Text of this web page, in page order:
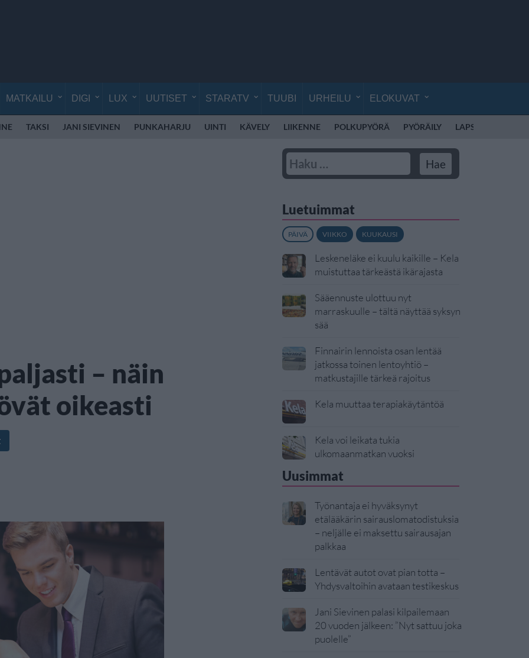
MATKAILU DIGI LUX UUTISET STARATV TUUBI URHEILU ELOKUVAT
TAKSI JANI SIEVINEN PUNKAHARJU UINTI KÄVELY LIIKENNE POLKUPYÖRÄ PYÖRÄILY LAPSET
– näin
oikeasti
Luetuimmat
PÄIVÄ VIIKKO KUUKAUSI
Leskeneläke ei kuulu kaikille – Kela
muistuttaa tärkeästä ikärajasta
Sääennuste ulottuu nyt
marraskuulle – tältä näyttää syksyn
sää
Finnairin lennoista osan lentää
jatkossa toinen lentoyhtiö –
matkustajille tärkeä rajoitus
Kela muuttaa terapiakäytäntöä
Kela voi leikata tukia
ulkomaanmatkan vuoksi
Uusimmat
Työnantaja ei hyväksynyt
etälääkärin sairauslomatodistuksia
– neljälle ei maksettu sairausajan
palkkaa
Lentävät autot ovat pian totta –
Yhdysvaltoihin avataan testikeskus
Jani Sievinen palasi kilpailemaan
20 vuoden jälkeen: ”Nyt sattuu joka
puolelle”